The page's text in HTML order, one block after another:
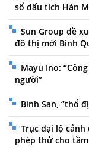
sổ dấu tích Hàn
Sun Group đề
đô thị mới Bình
Mayu Ino:
người”
Bình San, “thổ
Trục đại lộ
phép thử cho